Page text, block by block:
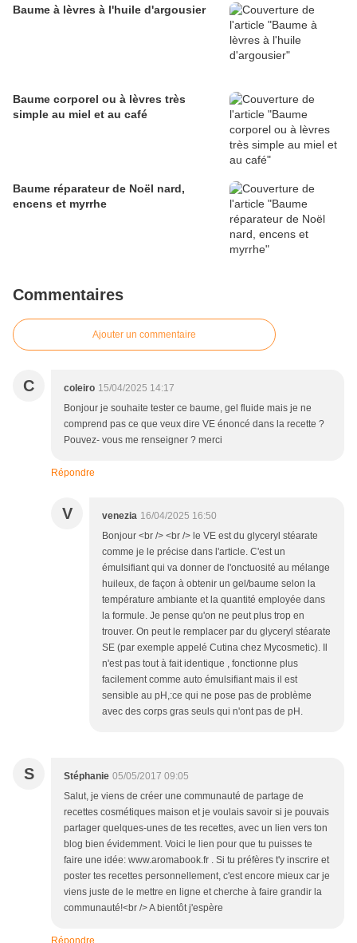
Baume à lèvres à l'huile d'argousier
Baume corporel ou à lèvres très
simple au miel et au café
Baume réparateur de Noël nard,
encens et myrrhe
Commentaires
Ajouter un commentaire
C coleiro 15/04/2025 14:17
Bonjour je souhaite tester ce baume, gel fluide mais je ne
comprend pas ce que veux dire VE énoncé dans la recette ?
Pouvez- vous me renseigner ? merci
Répondre
V venezia 16/04/2025 16:50
Bonjour <br /> <br /> le VE est du glyceryl stéarate
comme je le précise dans l'article. C'est un
émulsifiant qui va donner de l'onctuosité au mélange
huileux, de façon à obtenir un gel/baume selon la
température ambiante et la quantité employée dans
la formule. Je pense qu'on ne peut plus trop en
trouver. On peut le remplacer par du glyceryl stéarate
SE (par exemple appelé Cutina chez Mycosmetic). Il
n'est pas tout à fait identique , fonctionne plus
facilement comme auto émulsifiant mais il est
sensible au pH,:ce qui ne pose pas de problème
avec des corps gras seuls qui n'ont pas de pH.
S Stéphanie 05/05/2017 09:05
Salut, je viens de créer une communauté de partage de
recettes cosmétiques maison et je voulais savoir si je pouvais
partager quelques-unes de tes recettes, avec un lien vers ton
blog bien évidemment. Voici le lien pour que tu puisses te
faire une idée: www.aromabook.fr . Si tu préfères t'y inscrire et
poster tes recettes personnellement, c'est encore mieux car je
viens juste de le mettre en ligne et cherche à faire grandir la
communauté!<br /> A bientôt j'espère
Répondre